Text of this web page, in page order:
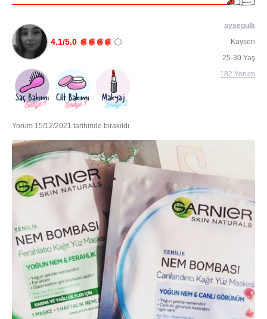
4.1/5.0
Yorum 15/12/2021 tarihinde bırakıldı
aysegulk
Kayseri
25-30 Yaş
182 Yorum